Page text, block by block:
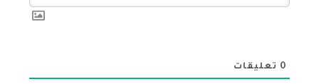
0 تعليقات